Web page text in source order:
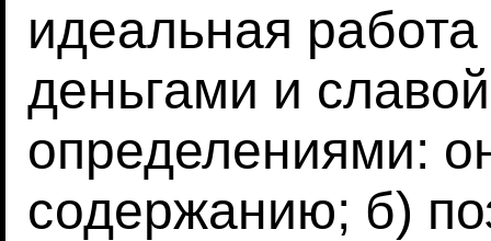
идеальная работа
деньгами и
определениями:
содержанию; б)